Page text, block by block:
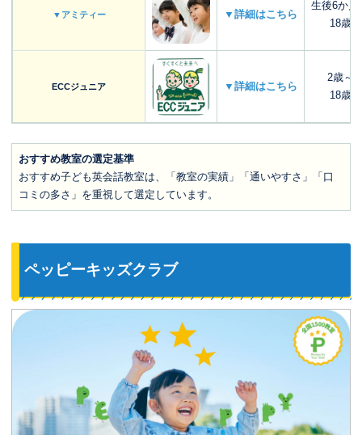
▼アミティー ▼詳細はこちら
生後6か月
18歳
ECCジュニア ▼詳細はこちら
2歳～
18歳
おすすめ教室の選定基準
おすすめ子ども英会話教室は、「教室の実績」「通いやすさ」「口
コミの多さ」を重視して選定しています。
ペッピーキッズクラブ